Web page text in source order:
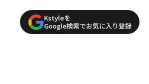
Kstyleを
Google検索でお気に入り登録